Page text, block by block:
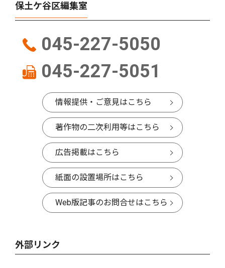
保土ケ谷区編集室
045-227-5050
045-227-5051
情報提供・ご意見はこちら
著作物の二次利用等はこちら
広告掲載はこちら
紙面の設置場所はこちら
Web版記事のお問合せはこちら
外部リンク